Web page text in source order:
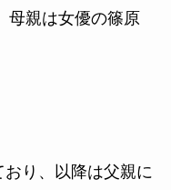
母親は女優の篠原
り、以降は父親に